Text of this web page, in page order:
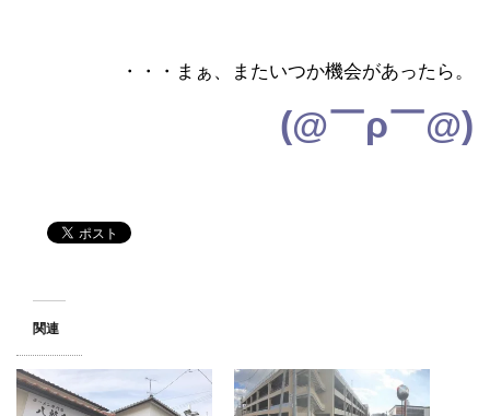
・・・まぁ、またいつか機会があったら。
(@￣ρ￣@)
関連